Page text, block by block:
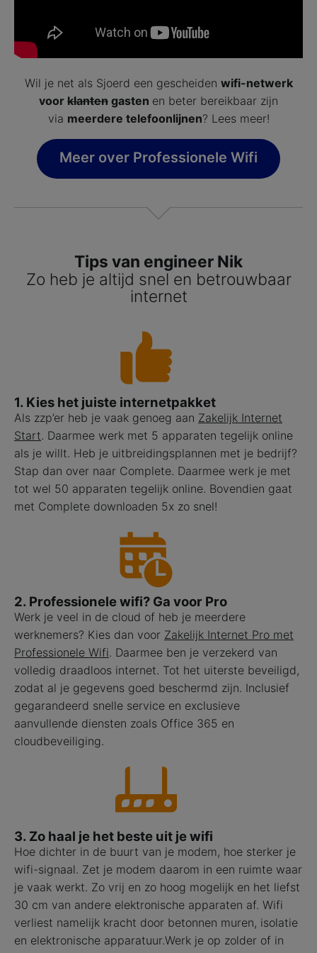
Wil je net als Sjoerd een gescheiden wifi-netwerk
voor klanten gasten en beter bereikbaar zijn
via meerdere telefoonlijnen? Lees meer!
Meer over Professionele Wifi
Tips van engineer Nik
Zo heb je altijd snel en betrouwbaar
internet
1. Kies het juiste internetpakket
Als zzp’er heb je vaak genoeg aan Zakelijk Internet
Start. Daarmee werk met 5 apparaten tegelijk online
als je willt. Heb je uitbreidingsplannen met je bedrijf?
Stap dan over naar Complete. Daarmee werk je met
tot wel 50 apparaten tegelijk online. Bovendien gaat
met Complete downloaden 5x zo snel!
2. Professionele wifi? Ga voor Pro
Werk je veel in de cloud of heb je meerdere
werknemers? Kies dan voor Zakelijk Internet Pro met
Professionele Wifi. Daarmee ben je verzekerd van
volledig draadloos internet. Tot het uiterste beveiligd,
zodat al je gegevens goed beschermd zijn. Inclusief
gegarandeerd snelle service en exclusieve
aanvullende diensten zoals Office 365 en
cloudbeveiliging.
3. Zo haal je het beste uit je wifi
Hoe dichter in de buurt van je modem, hoe sterker je
wifi-signaal. Zet je modem daarom in een ruimte waar
je vaak werkt. Zo vrij en zo hoog mogelijk en het liefst
30 cm van andere elektronische apparaten af. Wifi
verliest namelijk kracht door betonnen muren, isolatie
en elektronische apparatuur.Werk je op zolder of in